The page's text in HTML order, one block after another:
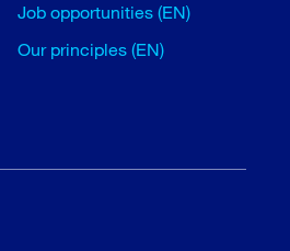
Job opportunities (EN)
Our principles (EN)